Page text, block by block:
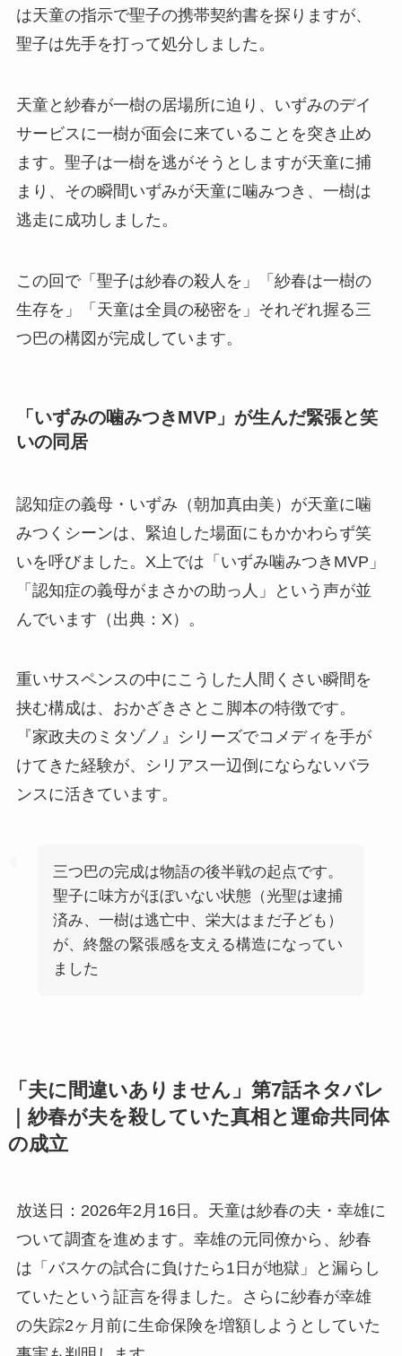
は天童の指示で聖子の携帯契約書を探りますが、
聖子は先手を打って処分しました。
天童と紗春が一樹の居場所に迫り、いずみのデイ
サービスに一樹が面会に来ていることを突き止め
ます。聖子は一樹を逃がそうとしますが天童に捕
まり、その瞬間いずみが天童に噛みつき、一樹は
逃走に成功しました。
この回で「聖子は紗春の殺人を」「紗春は一樹の
生存を」「天童は全員の秘密を」それぞれ握る三
つ巴の構図が完成しています。
「いずみの噛みつきMVP」が生んだ緊張と笑
いの同居
認知症の義母・いずみ（朝加真由美）が天童に噛
みつくシーンは、緊迫した場面にもかかわらず笑
いを呼びました。X上では「いずみ噛みつきMVP」
「認知症の義母がまさかの助っ人」という声が並
んでいます（出典：X）。
重いサスペンスの中にこうした人間くさい瞬間を
挟む構成は、おかざきさとこ脚本の特徴です。
『家政夫のミタゾノ』シリーズでコメディを手が
けてきた経験が、シリアス一辺倒にならないバラ
ンスに活きています。
三つ巴の完成は物語の後半戦の起点です。
聖子に味方がほぼいない状態（光聖は逮捕
済み、一樹は逃亡中、栄大はまだ子ども）
が、終盤の緊張感を支える構造になってい
ました
「夫に間違いありません」第7話ネタバレ
｜紗春が夫を殺していた真相と運命共同体
の成立
放送日：2026年2月16日。天童は紗春の夫・幸雄に
ついて調査を進めます。幸雄の元同僚から、紗春
は「バスケの試合に負けたら1日が地獄」と漏らし
ていたという証言を得ました。さらに紗春が幸雄
の失踪2ヶ月前に生命保険を増額しようとしていた